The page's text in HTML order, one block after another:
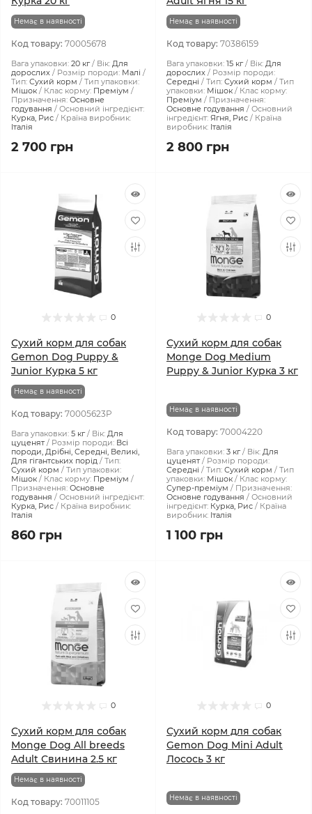
Немає в наявності
Код товару: 70005678
Вага упаковки: 20 кг Вік: Для
дорослих
Розмір породи: Малі
Тип: Сухий корм
Тип упаковки:
Мішок
Клас корму: Преміум
Призначення: Основне
годування
Основний інгредієнт:
Курка, Рис
Країна виробник:
Італія
2 700 грн
Немає в наявності
Код товару: 70386159
Вага упаковки: 15 кг Вік: Для
дорослих
Розмір породи:
Середні
Тип: Сухий корм
Тип
упаковки: Мішок
Клас корму:
Преміум
Призначення:
Основне годування
Основний
інгредієнт: Ягня, Рис
Країна
виробник: Італія
2 800 грн
0
Сухий корм для собак
Gemon Dog Puppy &
Junior Курка 5 кг
Немає в наявності
Код товару: 70005623P
Вага упаковки: 5 кг Вік: Для
цуценят
Розмір породи: Всі
породи, Дрібні, Середні, Великі,
Для гігантських порід
Тип:
Сухий корм
Тип упаковки:
Мішок
Клас корму: Преміум
Призначення: Основне
годування
Основний інгредієнт:
Курка, Рис
Країна виробник:
Італія
860 грн
0
Сухий корм для собак
Monge Dog Medium
Puppy & Junior Курка 3 кг
Немає в наявності
Код товару: 70004220
Вага упаковки: 3 кг Вік: Для
цуценят
Розмір породи:
Середні
Тип: Сухий корм
Тип
упаковки: Мішок
Клас корму:
Супер-преміум
Призначення:
Основне годування
Основний
інгредієнт: Курка, Рис
Країна
виробник: Італія
1 100 грн
0
Сухий корм для собак
Monge Dog All breeds
Adult Свинина 2.5 кг
Немає в наявності
Код товару: 70011105
0
Сухий корм для собак
Gemon Dog Mini Adult
Лосось 3 кг
Немає в наявності